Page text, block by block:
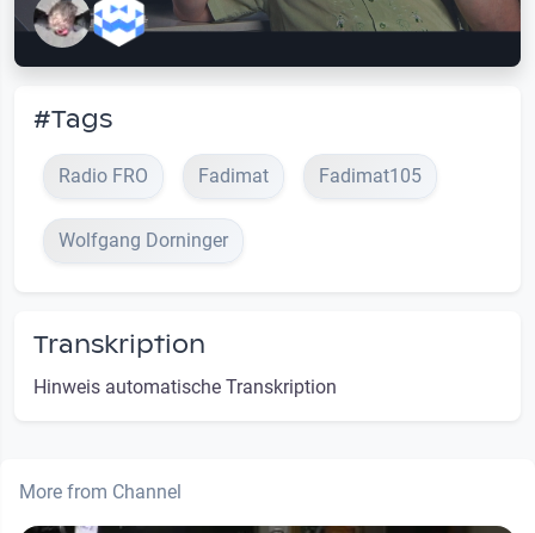
#Tags
Radio FRO Fadimat Fadimat105
Wolfgang Dorninger
Transkription
Hinweis automatische Transkription
More from Channel